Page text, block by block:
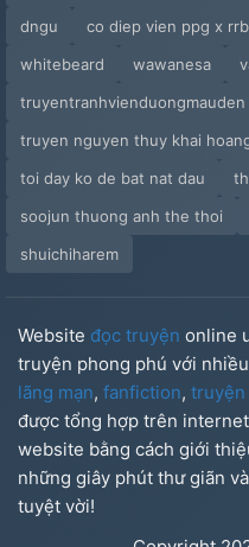
dngu
co diep vien ppg x rrb
whitebeard
wawanesa
truyentranhvienduongmauden
truyen nguyen thuy khai
toi day ko de bat nat dau
soojun thuong anh the thoi
shuichiharem
Website đọc truyện online
truyện phong phú với
lãng mạn, fanfiction, truyện
được tổng hợp trên
website bằng cách giới
những giây phút thư giãn
tuyệt vời!